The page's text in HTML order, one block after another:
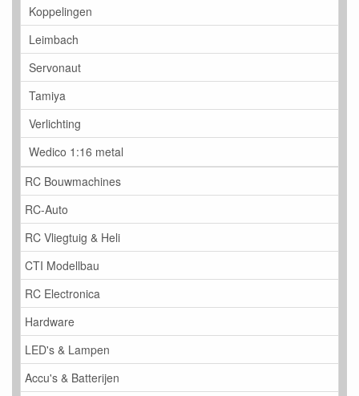
Koppelingen
Leimbach
Servonaut
Tamiya
Verlichting
Wedico 1:16 metal
RC Bouwmachines
RC-Auto
RC Vliegtuig & Heli
CTI Modellbau
RC Electronica
Hardware
LED's & Lampen
Accu's & Batterijen